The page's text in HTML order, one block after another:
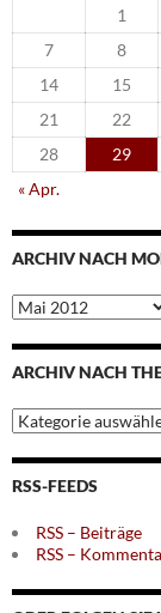
1
7
8
14
15
21
22
28
29
« Apr.
ARCHIV NACH
Archiv
nach
Monaten
ARCHIV NACH
Archiv
nach
Themen
RSS-FEEDS
RSS – Beiträge
RSS –